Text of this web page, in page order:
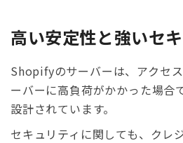
高い安定性と強いセ
Shopifyのサーバーは、アクセ
ーバーに高負荷がかかった場合
設計されています。
セキュリティに関しても、クレ